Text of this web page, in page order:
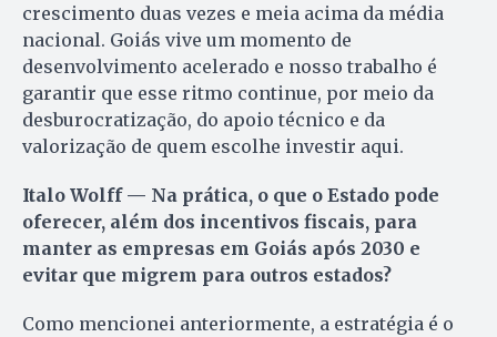
crescimento duas vezes e meia acima da média
nacional. Goiás vive um momento de
desenvolvimento acelerado e nosso trabalho é
garantir que esse ritmo continue, por meio da
desburocratização, do apoio técnico e da
valorização de quem escolhe investir aqui.
Italo Wolff — Na prática, o que o Estado pode
oferecer, além dos incentivos fiscais, para
manter as empresas em Goiás após 2030 e
evitar que migrem para outros estados?
Como mencionei anteriormente, a estratégia é o